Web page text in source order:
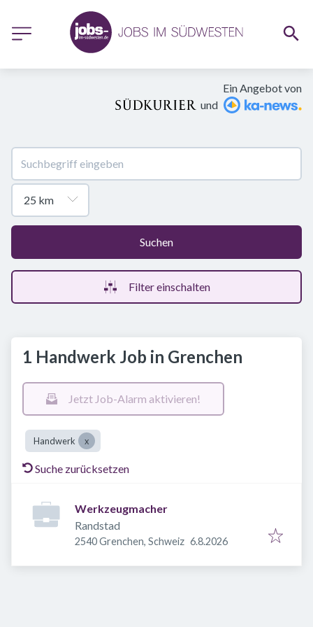
Ein Angebot von
und
Suchen
Filter einschalten
1 Handwerk Job in Grenchen
Jetzt Job-Alarm aktivieren!
Handwerk
Suche zurücksetzen
Werkzeugmacher
Randstad
2540 Grenchen, Schweiz Veröffentlicht
6.8.2026